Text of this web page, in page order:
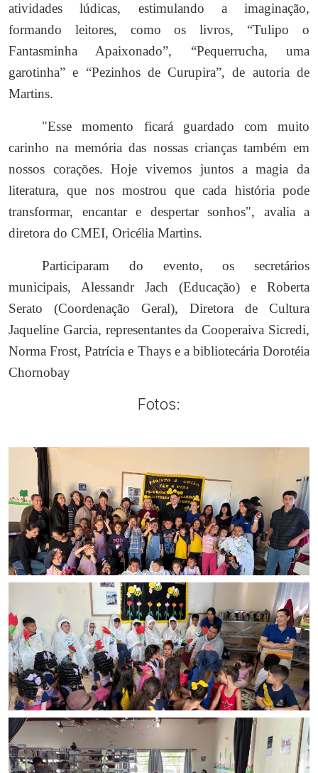
atividades lúdicas, estimulando a imaginação,
formando leitores, como os livros, “Tulipo o
Fantasminha Apaixonado”, “Pequerrucha, uma
garotinha” e “Pezinhos de Curupira”, de autoria de
Martins.
"Esse momento ficará guardado com muito
carinho na memória das nossas crianças também em
nossos corações. Hoje vivemos juntos a magia da
literatura, que nos mostrou que cada história pode
transformar, encantar e despertar sonhos", avalia a
diretora do CMEI, Oricélia Martins.
Participaram do evento, os secretários
municipais, Alessandr Jach (Educação) e Roberta
Serato (Coordenação Geral), Diretora de Cultura
Jaqueline Garcia, representantes da Cooperaiva Sicredi,
Norma Frost, Patrícia e Thays e a bibliotecária Dorotéia
Chornobay
Fotos: